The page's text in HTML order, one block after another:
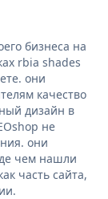
бизнеса на
rbia shades
они
качество
дизайн в
не
они
чем нашли
часть сайта,